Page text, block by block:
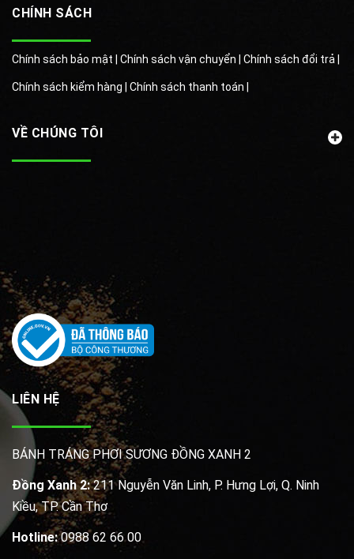
CHÍNH SÁCH
Chính sách bảo mật | Chính sách vận chuyển | Chính sách đổi trả |
Chính sách kiểm hàng | Chính sách thanh toán |
VỀ CHÚNG TÔI
LIÊN HỆ
BÁNH TRÁNG PHƠI SƯƠNG ĐỒNG XANH 2
Đồng Xanh 2:211 Nguyễn Văn Linh, P. Hưng Lợi, Q. Ninh
Kiều, TP. Cần Thơ
Hotline:0988 62 66 00